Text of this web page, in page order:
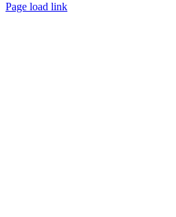
Page load link